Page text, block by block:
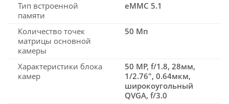
Тип встроенной
памяти
eMMC 5.1
Количество точек
матрицы основной
камеры
50 Мп
Характеристики блока
камер
50 MP, f/1.8, 28мм,
1/2.76", 0.64мкм,
широкоугольный
QVGA, f/3.0